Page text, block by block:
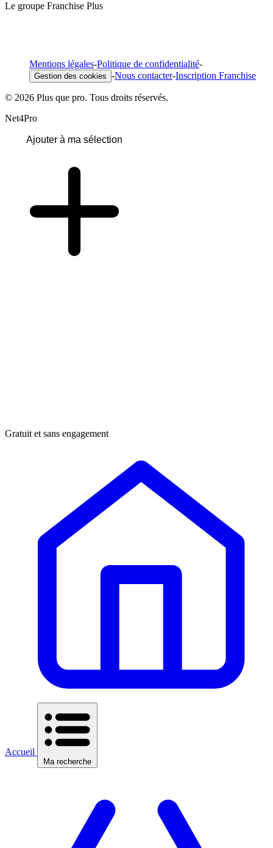
Le groupe Franchise Plus
Mentions légales-Politique de confidentialité-
Gestion des cookies -Nous contacter-Inscription Franchise
© 2026 Plus que pro. Tous droits réservés.
Net4Pro
Ajouter à ma sélection
Gratuit et sans engagement
Accueil
Ma recherche